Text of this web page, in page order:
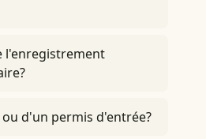
l'enregistrement
d'un permis d'entrée?